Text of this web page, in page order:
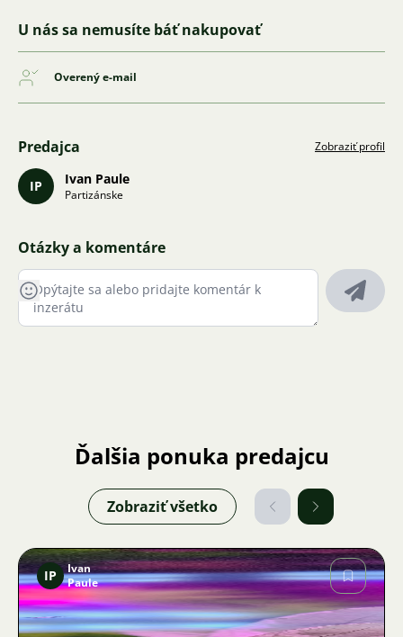
U nás sa nemusíte báť nakupovať
Overený e-mail
Predajca Zobraziť profil
IP Ivan Paule
Partizánske
Otázky a komentáre
Ďalšia ponuka predajcu
Zobraziť všetko
IP
Ivan
Paule